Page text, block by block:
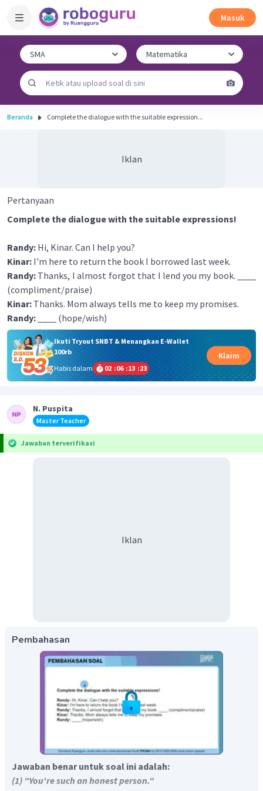
Masuk
Beranda Complete the dialogue with the suitable expression...
Iklan
Pertanyaan
Complete the dialogue with the suitable expressions!
Randy: Hi, Kinar. Can I help you?
Kinar: I'm here to return the book I borrowed last week.
Randy: Thanks, I almost forgot that I lend you my book. ____
(compliment/praise)
Kinar: Thanks. Mom always tells me to keep my promises.
Randy:
____ (hope/wish)
Ikuti Tryout SNBT & Menangkan E-Wallet
100rb
Habis dalam
02 :06 :13 :23
Klaim
N. Puspita
Master Teacher
Jawaban terverifikasi
Iklan
Pembahasan
Jawaban benar untuk soal ini adalah:
(1) "You're such an honest person."